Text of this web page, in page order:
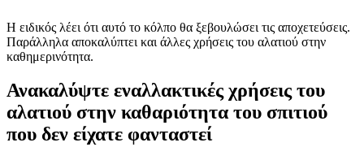
Η ειδικός λέει ότι αυτό το κόλπο θα ξεβουλώσει τις αποχετεύσεις.
Παράλληλα αποκαλύπτει και άλλες χρήσεις του αλατιού στην
καθημερινότητα.
Ανακαλύψτε εναλλακτικές χρήσεις του
αλατιού στην καθαριότητα του σπιτιού
που δεν είχατε φανταστεί